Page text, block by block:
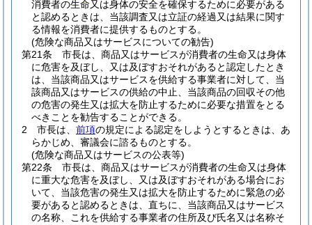
消費者の生命又は身体の安全を確保するために必要がある
と認めるときは、当該調査又は立証の経過又は結果に関す
る情報を消費者に提供するものとする。
(危険な商品又はサービスについての勧告)
第21条
市長は、商品又はサービスが消費者の生命又は身体
に危害を及ぼし、又は及ぼすおそれがあると認定したとき
は、当該商品又はサービスを供給する事業者に対して、当
該商品又はサービスの供給の中止、当該商品の回収その他
の危害の発生又は拡大を防止するために必要な措置をとる
べきことを勧告することができる。
2
市長は、 前項の規定による認定をしようとするときは、あ
らかじめ、審議会に諮るものとする。
(危険な商品又はサービスの公表等)
第22条
市長は、商品又はサービスが消費者の生命又は身体
に重大な危害を及ぼし、又は及ぼすおそれがある場合にお
いて、当該危害の発生又は拡大を防止するために緊急の必
要があると認めるときは、直ちに、当該商品又はサービス
の名称、これを供給する事業者の住所及び氏名又は名称そ